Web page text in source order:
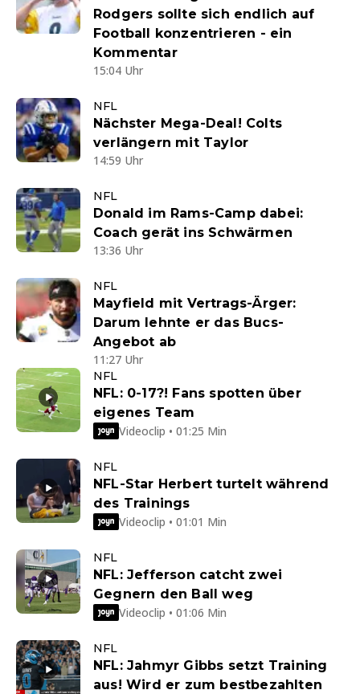
Rodgers sollte sich endlich auf
Football konzentrieren - ein
Kommentar
15:04 Uhr
NFL
Nächster Mega-Deal! Colts
verlängern mit Taylor
14:59 Uhr
NFL
Donald im Rams-Camp dabei:
Coach gerät ins Schwärmen
13:36 Uhr
NFL
Mayfield mit Vertrags-Ärger:
Darum lehnte er das Bucs-
Angebot ab
11:27 Uhr
NFL
NFL: 0-17?! Fans spotten über
eigenes Team
Videoclip • 01:25 Min
NFL
NFL-Star Herbert turtelt während
des Trainings
Videoclip • 01:01 Min
NFL
NFL: Jefferson catcht zwei
Gegnern den Ball weg
Videoclip • 01:06 Min
NFL
NFL: Jahmyr Gibbs setzt Training
aus! Wird er zum bestbezahlten